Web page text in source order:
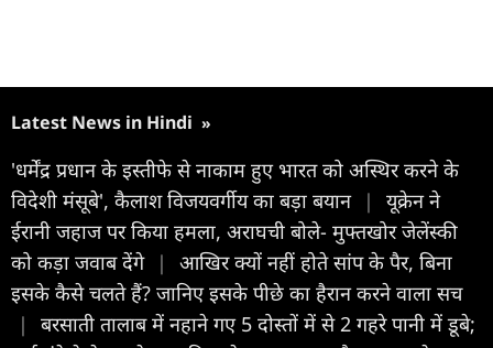
Latest News in Hindi »
'धर्मेंद्र प्रधान के इस्तीफे से नाकाम हुए भारत को अस्थिर करने के
विदेशी मंसूबे', कैलाश विजयवर्गीय का बड़ा बयान |
यूक्रेन ने
ईरानी जहाज पर किया हमला, अराघची बोले- मुफ्तखोर जेलेंस्की
को कड़ा जवाब देंगे |
आखिर क्यों नहीं होते सांप के पैर, बिना
इसके कैसे चलते हैं? जानिए इसके पीछे का हैरान करने वाला सच
|
बरसाती तालाब में नहाने गए 5 दोस्तों में से 2 गहरे पानी में डूबे;